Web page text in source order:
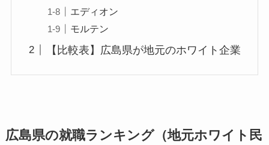
エディオン
モルテン
【比較表】広島県が地元のホワイト企業
広島県の就職ランキング（地元ホワイト民